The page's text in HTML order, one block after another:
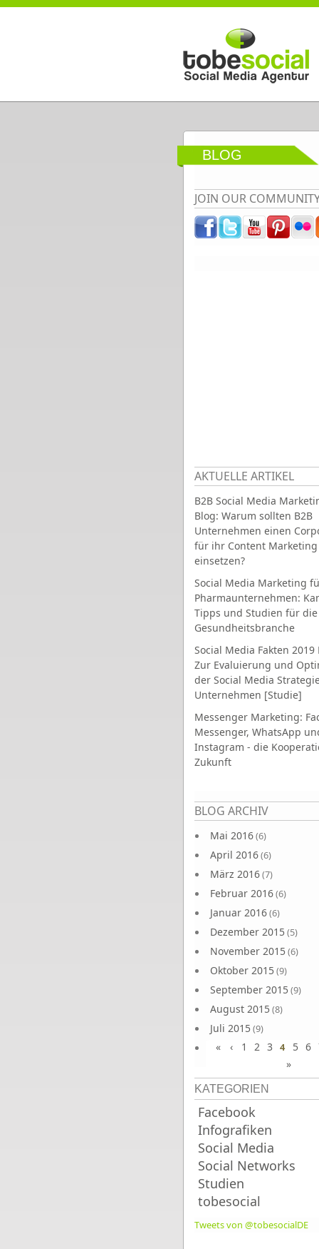
Direkt zum Inhalt
BLOG
JOIN OUR
AKTUELLE ARTIKEL
B2B Social Media
Blog: Warum sollten B2B
Unternehmen einen
für ihr Content Marketing
einsetzen?
Social Media Marketing
Pharmaunternehmen:
Tipps und Studien für die
Gesundheitsbranche
Social Media Fakten 2019
Zur Evaluierung und
der Social Media
Unternehmen [Studie]
Messenger Marketing:
Messenger, WhatsApp
Instagram - die
Zukunft
BLOG ARCHIV
Mai 2016(6)
April 2016(6)
März 2016(7)
Februar 2016(6)
Januar 2016(6)
Dezember 2015(5)
November 2015(6)
Oktober 2015(9)
September 2015(9)
August 2015(8)
Juli 2015(9)
Juni 2015(9)
Seiten
« ‹ 1 2 3 4 5 6
»
KATEGORIEN
Facebook
Infografiken
Social Media
Social Networks
Studien
tobesocial
Tweets von @tobesocialDE